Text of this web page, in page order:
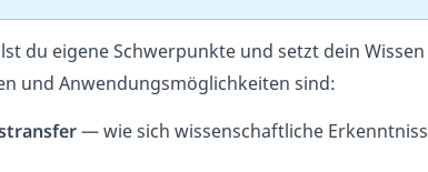
du eigene Schwerpunkte und setzt dein
und Anwendungsmöglichkeiten sind:
— wie sich wissenschaftliche